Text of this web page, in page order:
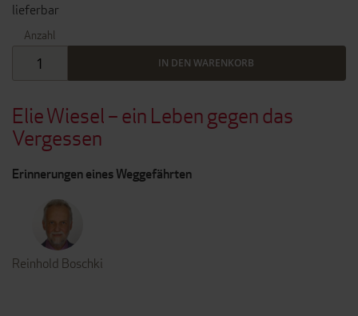
Elie Wiesel – ein Leben gegen das
Vergessen
Erinnerungen eines Weggefährten
Reinhold Boschki
lieferbar
Anzahl
IN DEN WARENKORB